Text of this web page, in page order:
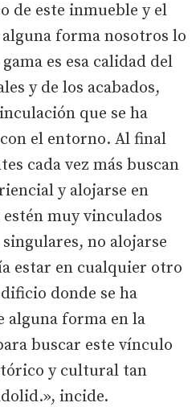
de este inmueble y el
forma nosotros lo
es esa calidad del
y de los acabados,
que se ha
el entorno. Al final
cada vez más buscan
y alojarse en
muy vinculados
no alojarse
estar en cualquier otro
donde se ha
alguna forma en la
buscar este vínculo
y cultural tan
incide.